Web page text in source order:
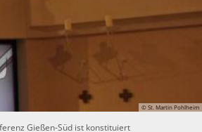
© St. Martin Pohlheim
Gießen-Süd ist konstituiert